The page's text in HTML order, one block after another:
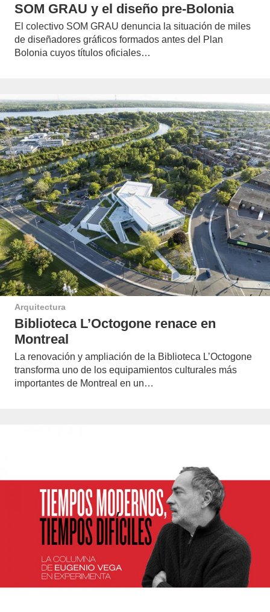
SOM GRAU y el diseño pre-Bolonia
El colectivo SOM GRAU denuncia la situación de miles
de diseñadores gráficos formados antes del Plan
Bolonia cuyos títulos oficiales…
Arquitectura
Biblioteca L’Octogone renace en
Montreal
La renovación y ampliación de la Biblioteca L’Octogone
transforma uno de los equipamientos culturales más
importantes de Montreal en un…